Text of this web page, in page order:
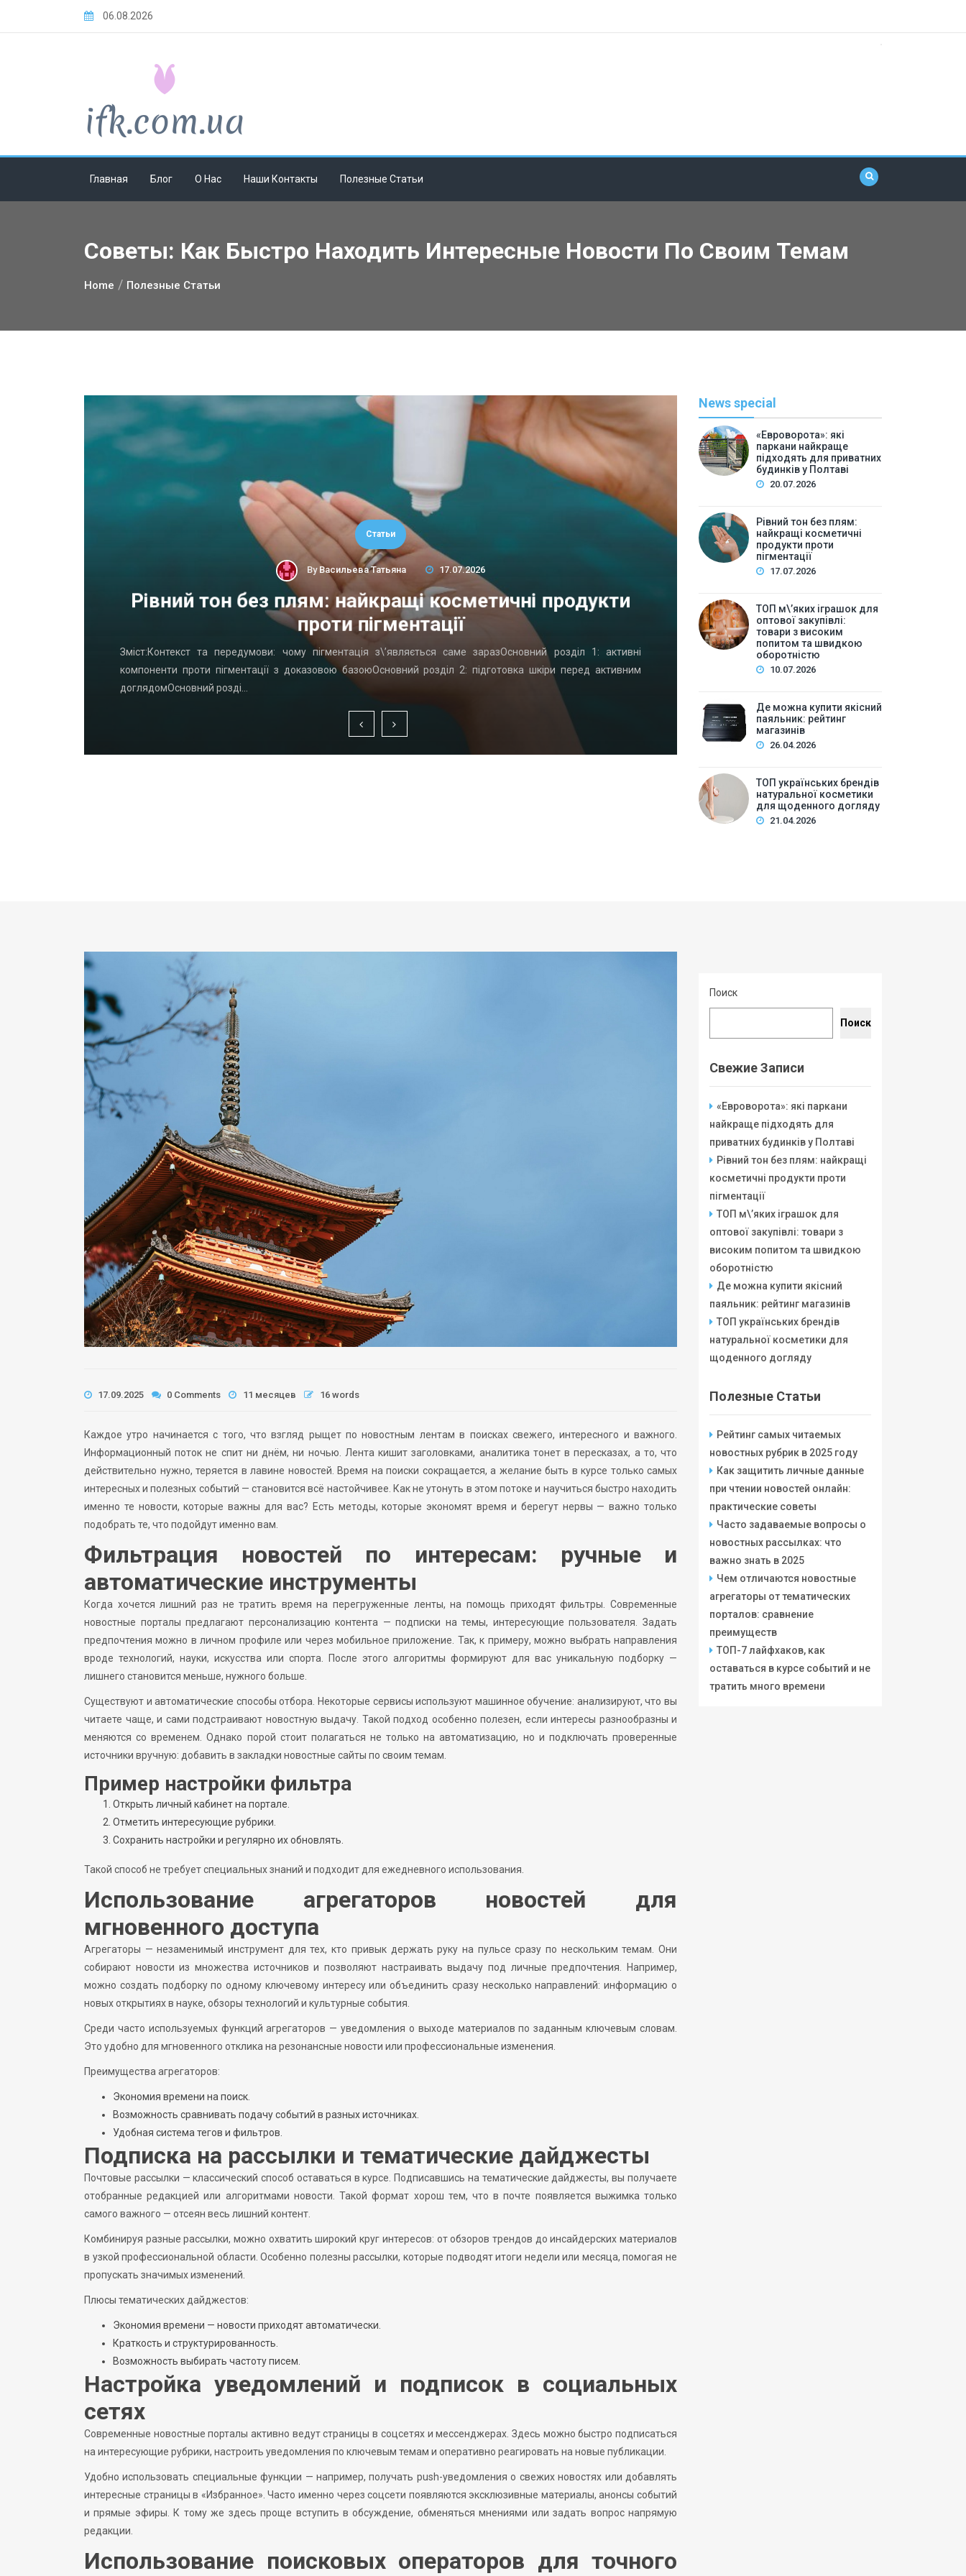
06.08.2026
Главная Блог О Нас Наши Контакты Полезные Статьи
Советы: Как Быстро Находить Интересные Новости По Своим Темам
Home Полезные Статьи
Статьи
By Васильева Татьяна 17.07.2026
Рівний тон без плям: найкращі косметичні продукти
проти пігментації
Зміст:Контекст та передумови: чому пігментація з\’являється саме заразОсновний розділ 1: активні
компоненти проти пігментації з доказовою базоюОсновний розділ 2: підготовка шкіри перед активним
доглядомОсновний розді…
ТОП м\’яких іграшок для
високим попитом
Зміст:Історія попиту на м\’які іграшки: від
оптової закупівлі у 2026 роціKalibri — лідер за
News special
«Евроворота»: які
паркани найкраще
підходять для приватних
будинків у Полтаві
20.07.2026
Рівний тон без плям:
найкращі косметичні
продукти проти
пігментації
17.07.2026
ТОП м\’яких іграшок для
оптової закупівлі:
товари з високим
попитом та швидкою
оборотністю
10.07.2026
Де можна купити якісний
паяльник: рейтинг
магазинів
26.04.2026
ТОП українських брендів
натуральної косметики
для щоденного догляду
21.04.2026
17.09.2025 0 Comments 11 месяцев 16 words
Каждое утро начинается с того, что взгляд рыщет по новостным лентам в поисках свежего, интересного и важного.
Информационный поток не спит ни днём, ни ночью. Лента кишит заголовками, аналитика тонет в пересказах, а то, что
действительно нужно, теряется в лавине новостей. Время на поиски сокращается, а желание быть в курсе только самых
интересных и полезных событий — становится всё настойчивее. Как не утонуть в этом потоке и научиться быстро находить
именно те новости, которые важны для вас? Есть методы, которые экономят время и берегут нервы — важно только
подобрать те, что подойдут именно вам.
Фильтрация новостей по интересам: ручные и
автоматические инструменты
Когда хочется лишний раз не тратить время на перегруженные ленты, на помощь приходят фильтры. Современные
новостные порталы предлагают персонализацию контента — подписки на темы, интересующие пользователя. Задать
предпочтения можно в личном профиле или через мобильное приложение. Так, к примеру, можно выбрать направления
вроде технологий, науки, искусства или спорта. После этого алгоритмы формируют для вас уникальную подборку —
лишнего становится меньше, нужного больше.
Существуют и автоматические способы отбора. Некоторые сервисы используют машинное обучение: анализируют, что вы
читаете чаще, и сами подстраивают новостную выдачу. Такой подход особенно полезен, если интересы разнообразны и
меняются со временем. Однако порой стоит полагаться не только на автоматизацию, но и подключать проверенные
источники вручную: добавить в закладки новостные сайты по своим темам.
Пример настройки фильтра
Открыть личный кабинет на портале.
Отметить интересующие рубрики.
Сохранить настройки и регулярно их обновлять.
Такой способ не требует специальных знаний и подходит для ежедневного использования.
Использование агрегаторов новостей для
мгновенного доступа
Агрегаторы — незаменимый инструмент для тех, кто привык держать руку на пульсе сразу по нескольким темам. Они
собирают новости из множества источников и позволяют настраивать выдачу под личные предпочтения. Например,
можно создать подборку по одному ключевому интересу или объединить сразу несколько направлений: информацию о
новых открытиях в науке, обзоры технологий и культурные события.
Среди часто используемых функций агрегаторов — уведомления о выходе материалов по заданным ключевым словам.
Это удобно для мгновенного отклика на резонансные новости или профессиональные изменения.
Преимущества агрегаторов:
Экономия времени на поиск.
Возможность сравнивать подачу событий в разных источниках.
Удобная система тегов и фильтров.
Подписка на рассылки и тематические дайджесты
Почтовые рассылки — классический способ оставаться в курсе. Подписавшись на тематические дайджесты, вы получаете
отобранные редакцией или алгоритмами новости. Такой формат хорош тем, что в почте появляется выжимка только
самого важного — отсеян весь лишний контент.
Комбинируя разные рассылки, можно охватить широкий круг интересов: от обзоров трендов до инсайдерских материалов
в узкой профессиональной области. Особенно полезны рассылки, которые подводят итоги недели или месяца, помогая не
пропускать значимых изменений.
Плюсы тематических дайджестов:
Экономия времени — новости приходят автоматически.
Краткость и структурированность.
Возможность выбирать частоту писем.
Настройка уведомлений и подписок в социальных
сетях
Современные новостные порталы активно ведут страницы в соцсетях и мессенджерах. Здесь можно быстро подписаться
на интересующие рубрики, настроить уведомления по ключевым темам и оперативно реагировать на новые публикации.
Удобно использовать специальные функции — например, получать push-уведомления о свежих новостях или добавлять
интересные страницы в «Избранное». Часто именно через соцсети появляются эксклюзивные материалы, анонсы событий
и прямые эфиры. К тому же здесь проще вступить в обсуждение, обменяться мнениями или задать вопрос напрямую
редакции.
Использование поисковых операторов для точного
Поиск
Поиск
Свежие Записи
«Евроворота»: які паркани
найкраще підходять для
приватних будинків у Полтаві
Рівний тон без плям: найкращі
косметичні продукти проти
пігментації
ТОП м\’яких іграшок для
оптової закупівлі: товари з
високим попитом та швидкою
оборотністю
Де можна купити якісний
паяльник: рейтинг магазинів
ТОП українських брендів
натуральної косметики для
щоденного догляду
Полезные Статьи
Рейтинг самых читаемых
новостных рубрик в 2025 году
Как защитить личные данные
при чтении новостей онлайн:
практические советы
Часто задаваемые вопросы о
новостных рассылках: что
важно знать в 2025
Чем отличаются новостные
агрегаторы от тематических
порталов: сравнение
преимуществ
ТОП-7 лайфхаков, как
оставаться в курсе событий и не
тратить много времени